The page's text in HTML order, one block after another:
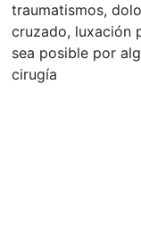
traumatismos,
cruzado, luxación
sea posible por
cirugía